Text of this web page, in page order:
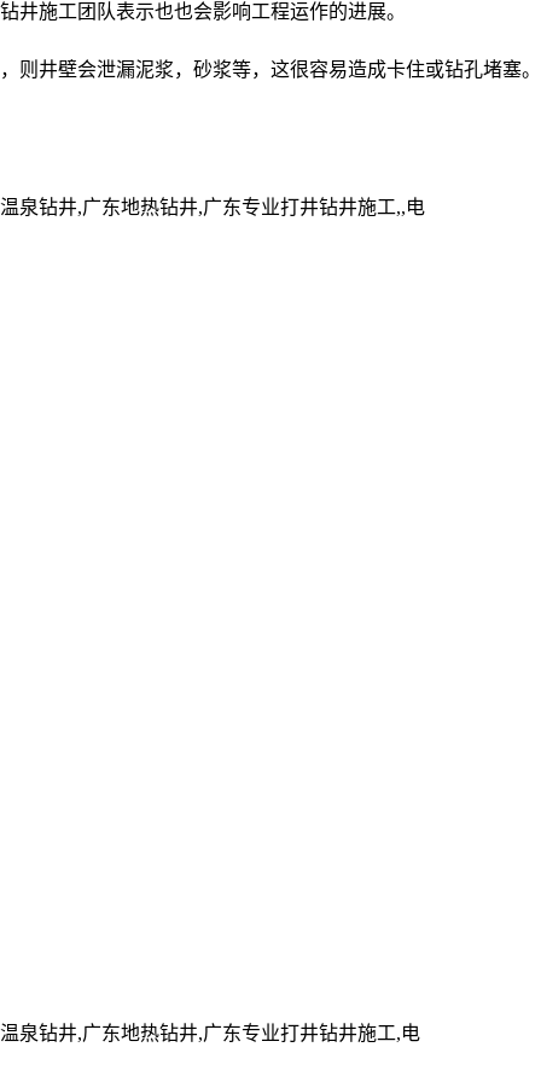
施工团队表示也也会影响工程运作的进展。
井壁会泄漏泥浆，砂浆等，这很容易造成卡住或钻孔堵塞。
泉钻井,广东地热钻井,广东专业打井钻井施工,,电
泉钻井,广东地热钻井,广东专业打井钻井施工,电